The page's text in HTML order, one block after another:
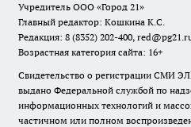
Учредитель ООО «Город 21»
Главный редактор: Кошкина К.С.
Редакция: 8 (8352) 202-400,
Возрастная категория сайта: 16+
Свидетельство о регистрации СМИ
выдано Федеральной службой по
информационных технологий и
частичном или полном